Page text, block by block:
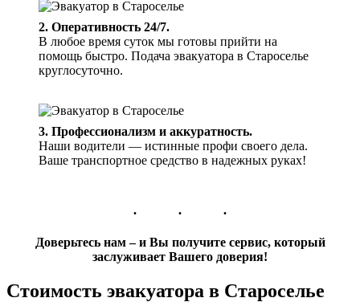
2. Оперативность 24/7.
В любое время суток мы готовы прийти на
помощь быстро. Подача эвакуатора в Староселье
круглосуточно.
3. Профессионализм и аккуратность.
Наши водители — истинные профи своего дела.
Ваше транспортное средство в надежных руках!
Доверьтесь нам – и Вы получите сервис, который
заслуживает Вашего доверия!
Стоимость эвакуатора в Староселье